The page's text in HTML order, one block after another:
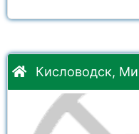
Кисловодск,